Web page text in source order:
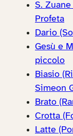
S.
Profeta
Dario
Gesù e
piccolo
Biasio
Simeon
Brato
Crotta
Latte